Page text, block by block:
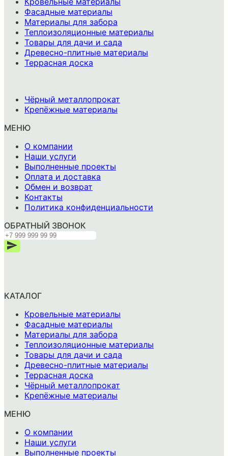
Фасадные материалы
Материалы для забора
Теплоизоляционные материалы
Товары для дачи и сада
Древесно-плитные материалы
Террасная доска
Чёрный металлопрокат
Крепёжные материалы
МЕНЮ
О компании
Наши услуги
Выполненные проекты
Оплата и доставка
Обмен и возврат
Контакты
Политика конфиденциальности
ОБРАТНЫЙ ЗВОНОК
КАТАЛОГ
Кровельные материалы
Фасадные материалы
Материалы для забора
Теплоизоляционные материалы
Товары для дачи и сада
Древесно-плитные материалы
Террасная доска
Чёрный металлопрокат
Крепёжные материалы
МЕНЮ
О компании
Наши услуги
Выполненные проекты